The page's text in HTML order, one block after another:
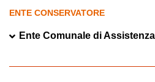
ENTE CONSERVATORE
Ente Comunale di